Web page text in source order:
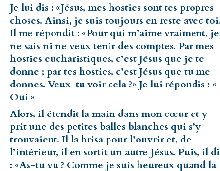
Je lui dis : «Jésus, mes hosties sont tes propres
choses. Ainsi, je suis toujours en reste avec
Il me répondit : «Pour qui m’aime vraiment, je
ne sais ni ne veux tenir des comptes. Par mes
hosties eucharistiques, c’est Jésus que je te
donne ; par tes hosties, c’est Jésus que tu me
donnes. Veux-tu voir cela ?» Je lui répondis : «
Oui »
Alors, il étendit la main dans mon cœur et y
prit une des petites balles blanches qui s’y
trouvaient. Il la brisa pour l’ouvrir et, de
l’intérieur, il en sortit un autre Jésus. Puis, il
: «As-tu vu ? Comme je suis heureux quand la